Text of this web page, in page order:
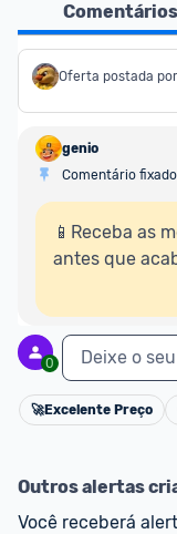
Oferta postada por
genio
Comentário fixado
📱Receba as
antes que
0 Deixe o
🚀Excelente Preço
Outros alertas
Você receberá